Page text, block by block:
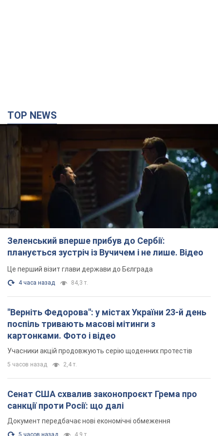
TOP NEWS
Зеленський вперше прибув до Сербії:
планується зустріч із Вучичем і не лише. Відео
Це перший візит глави держави до Бєлграда
4 часа назад 84,3 т.
"Верніть Федорова": у містах України 23-й день
поспіль тривають масові мітинги з
картонками. Фото і відео
Учасники акцій продовжують серію щоденних протестів
5 часов назад 2,4 т.
Сенат США схвалив законопроєкт Грема про
санкції проти Росії: що далі
Документ передбачає нові економічні обмеження
5 часов назад 4,9 т.